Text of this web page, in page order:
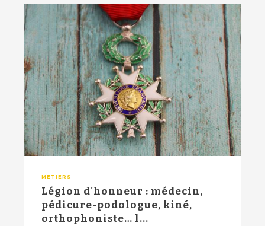
MÉTIERS
Légion d'honneur : médecin,
pédicure-podologue, kiné,
orthophoniste… l...